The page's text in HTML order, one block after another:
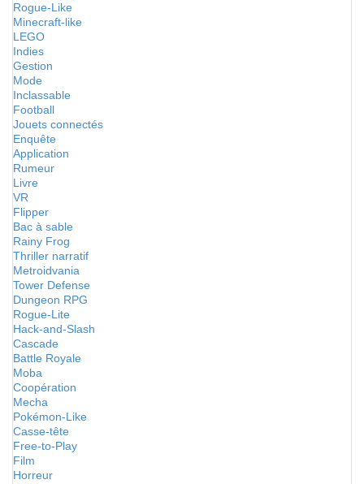
Rogue-Like
Minecraft-like
LEGO
Indies
Gestion
Mode
Inclassable
Football
Jouets connectés
Enquête
Application
Rumeur
Livre
VR
Flipper
Bac à sable
Rainy Frog
Thriller narratif
Metroidvania
Tower Defense
Dungeon RPG
Rogue-Lite
Hack-and-Slash
Cascade
Battle Royale
Moba
Coopération
Mecha
Pokémon-Like
Casse-tête
Free-to-Play
Film
Horreur